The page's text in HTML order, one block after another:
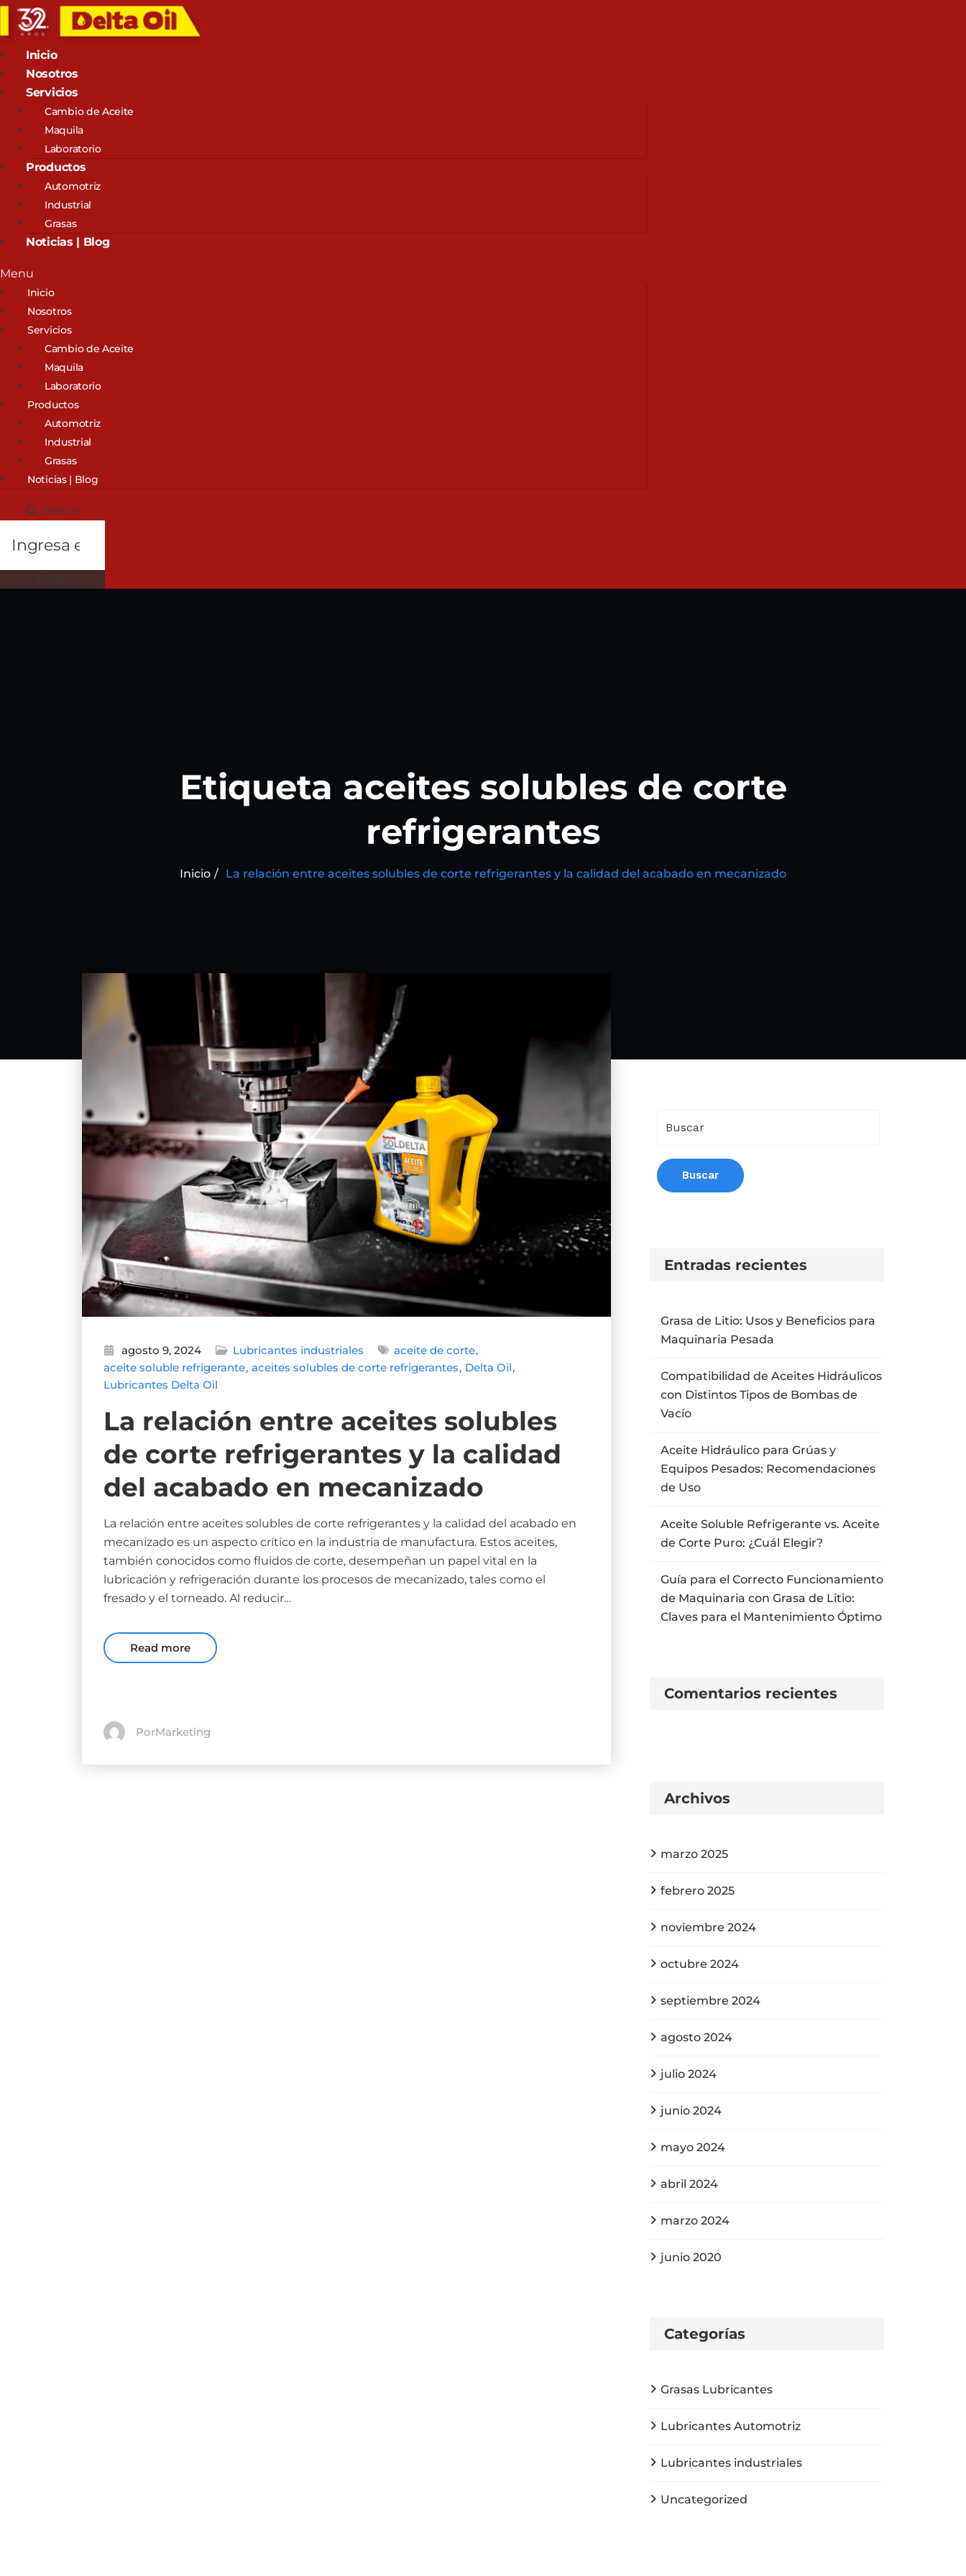
Inicio
Nosotros
Servicios
Cambio de Aceite
Maquila
Laboratorio
Productos
Automotriz
Industrial
Grasas
Noticias | Blog
Menu
Inicio
Nosotros
Servicios
Cambio de Aceite
Maquila
Laboratorio
Productos
Automotriz
Industrial
Grasas
Noticias | Blog
Search
Etiqueta aceites solubles de corte
refrigerantes
Inicio La relación entre aceites solubles de corte refrigerantes y la calidad del acabado en mecanizado
agosto 9, 2024 Lubricantes industriales
aceite de corte
aceite soluble refrigerante aceites solubles de corte refrigerantes Delta Oil
Lubricantes Delta Oil
La relación entre aceites solubles
de corte refrigerantes y la calidad
del acabado en mecanizado
La relación entre aceites solubles de corte refrigerantes y la calidad del acabado en
mecanizado es un aspecto crítico en la industria de manufactura. Estos aceites,
también conocidos como fluidos de corte, desempeñan un papel vital en la
lubricación y refrigeración durante los procesos de mecanizado, tales como el
fresado y el torneado. Al reducir…
Read more
PorMarketing
Entradas recientes
Grasa de Litio: Usos y Beneficios para
Maquinaria Pesada
Compatibilidad de Aceites Hidráulicos
con Distintos Tipos de Bombas de
Vacío
Aceite Hidráulico para Grúas y
Equipos Pesados: Recomendaciones
de Uso
Aceite Soluble Refrigerante vs. Aceite
de Corte Puro: ¿Cuál Elegir?
Guía para el Correcto Funcionamiento
de Maquinaria con Grasa de Litio:
Claves para el Mantenimiento Óptimo
Comentarios recientes
Archivos
marzo 2025
febrero 2025
noviembre 2024
octubre 2024
septiembre 2024
agosto 2024
julio 2024
junio 2024
mayo 2024
abril 2024
marzo 2024
junio 2020
Categorías
Grasas Lubricantes
Lubricantes Automotriz
Lubricantes industriales
Uncategorized